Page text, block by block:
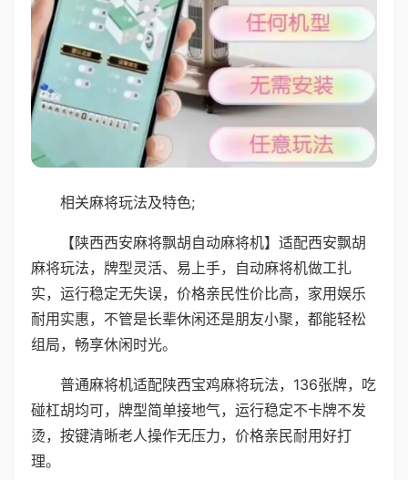
相关麻将玩法及特色;
【陕西西安麻将飘胡自动麻将机】适配西安飘胡
麻将玩法，牌型灵活、易上手，自动麻将机做工扎
实，运行稳定无失误，价格亲民性价比高，家用娱乐
耐用实惠，不管是长辈休闲还是朋友小聚，都能轻松
组局，畅享休闲时光。
普通麻将机适配陕西宝鸡麻将玩法，136张牌，吃
碰杠胡均可，牌型简单接地气，运行稳定不卡牌不发
烫，按键清晰老人操作无压力，价格亲民耐用好打
理。